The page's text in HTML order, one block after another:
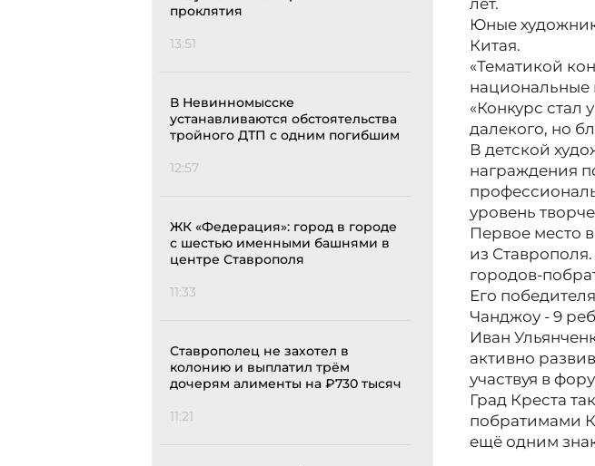
проклятия
13:51
В Невинномысске
устанавливаются обстоятельства
тройного ДТП с одним погибшим
12:57
ЖК «Федерация»: город в городе
с шестью именными башнями в
центре Ставрополя
11:33
Ставрополец не захотел в
колонию и выплатил трём
дочерям алименты на ₽730 тысяч
11:21
лет.
Юные
Китая.
«Тематикой
национальные
«Конкурс стал
далекого, но
В детской
награждения
уровень
Первое место
из
городов-
Его
Чанджоу - 9
Иван
активно
участвуя в
Град Креста
побратимами
ещё одним